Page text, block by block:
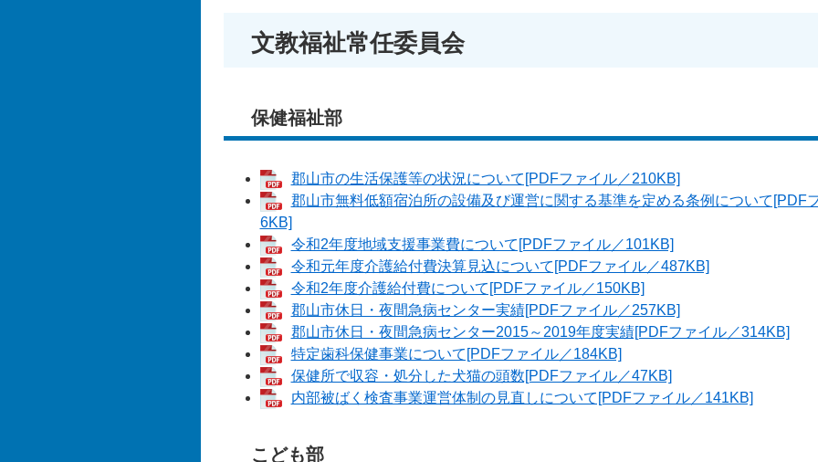
文教福祉常任委員会
保健福祉部
郡山市の生活保護等の状況について[PDFファイル／210KB]
郡山市無料低額宿泊所の設備及び運営に関する基準を定める条例について[PDF
6KB]
令和2年度地域支援事業費について[PDFファイル／101KB]
令和元年度介護給付費決算見込について[PDFファイル／487KB]
令和2年度介護給付費について[PDFファイル／150KB]
郡山市休日・夜間急病センター実績[PDFファイル／257KB]
郡山市休日・夜間急病センター2015～2019年度実績[PDFファイル／314KB]
特定歯科保健事業について[PDFファイル／184KB]
保健所で収容・処分した犬猫の頭数[PDFファイル／47KB]
内部被ばく検査事業運営体制の見直しについて[PDFファイル／141KB]
こども部